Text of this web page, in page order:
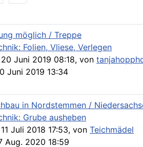
möglich / Treppe
Folien, Vliese, Verlegen
Juni 2019 08:18, von
Juni 2019 13:34
in Nordstemmen /
Grube ausheben
Juli 2018 17:53, von Teichmädel
Aug. 2020 18:59